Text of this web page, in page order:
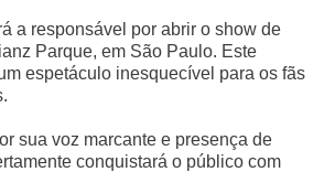
a responsável por abrir o show de
Parque, em São Paulo. Este
espetáculo inesquecível para os fãs
sua voz marcante e presença de
conquistará o público com